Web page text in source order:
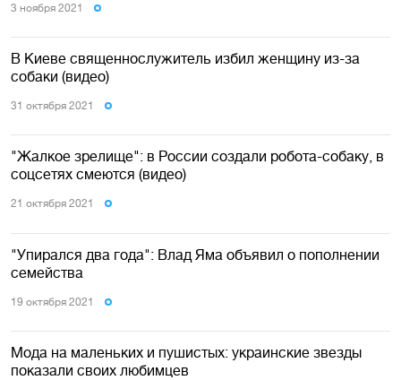
3 ноября 2021
В Киеве священнослужитель избил женщину из-за
собаки (видео)
31 октября 2021
"Жалкое зрелище": в России создали робота-собаку, в
соцсетях смеются (видео)
21 октября 2021
"Упирался два года": Влад Яма объявил о пополнении
семейства
19 октября 2021
Мода на маленьких и пушистых: украинские звезды
показали своих любимцев